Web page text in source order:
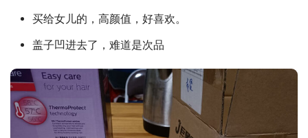
买给女儿的，高颜值，好喜欢。
盖子凹进去了，难道是次品